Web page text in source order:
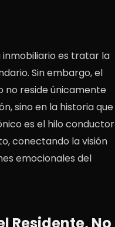
es tratar la
Sin embargo, el
no reside únicamente
sino en la historia que
es el hilo conductor
conectando la visión
emocionales del